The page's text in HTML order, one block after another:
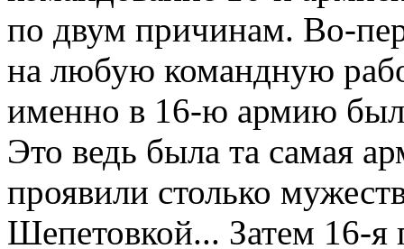
по двум причинам. Во-
на любую командную
именно в 16-ю армию
Это ведь была та самая
проявили столько
Шепетовкой... Затем 16-